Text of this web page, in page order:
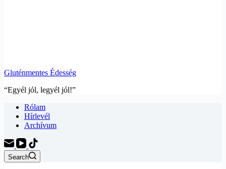
Gluténmentes Édesség
“Egyél jól, legyél jól!”
Rólam
Hírlevél
Archívum
Search